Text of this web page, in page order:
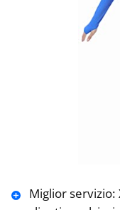
Miglior servizio: